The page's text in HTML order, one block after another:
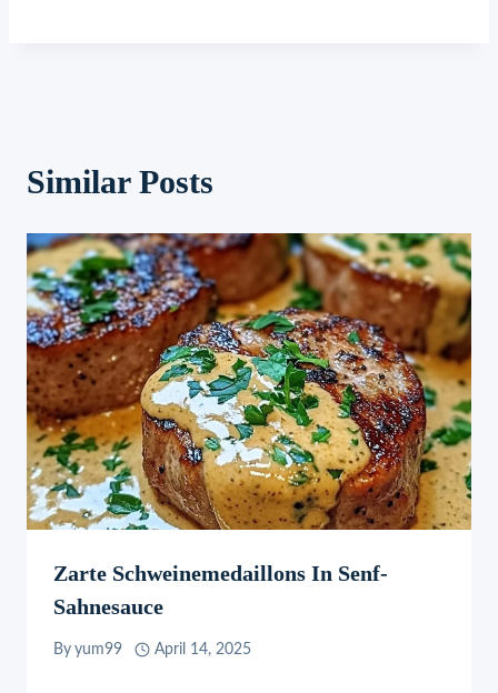
Similar Posts
Zarte Schweinemedaillons In Senf-
Sahnesauce
By yum99 April 14, 2025